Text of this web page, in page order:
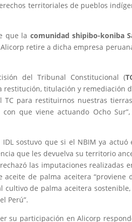
territoriales de pueblos
que la comunidad shipibo-koniba
retire a dicha empresa
del Tribunal Constitucional (
restitución, titulación y remediación
TC para restituirnos nuestras
que viene actuando Ocho
sostuvo que si el NBIM ya
que les devuelva su territorio
las imputaciones realizadas
de palma aceitera “proviene
de palma aceitera
Perú”.
su participación en Alicorp